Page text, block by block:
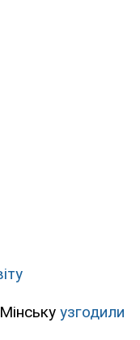
узгодили